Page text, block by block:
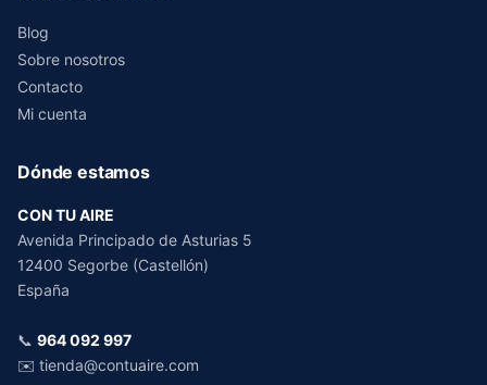
Blog
Sobre nosotros
Contacto
Mi cuenta
Dónde estamos
CON TU AIRE
Avenida Principado de Asturias 5
12400 Segorbe (Castellón)
España
📞 964 092 997
✉️ tienda@contuaire.com